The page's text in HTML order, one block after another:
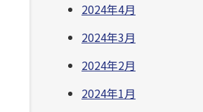
2024年4月
2024年3月
2024年2月
2024年1月